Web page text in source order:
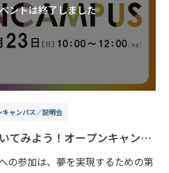
ントは終了しました
キャンパス／説明会
てみよう！オープンキャンパ
の参加は、夢を実現するための第